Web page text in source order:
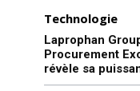
Technologie
Laprophan
Procurement
révèle sa